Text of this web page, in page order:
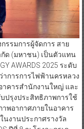
รรมการผู้จัดการ สาย
กัด (มหาชน) เป็นตัวแทน
AWARDS 2025 ระดับ
าการการไฟฟ้านครหลวง
าคารสำนักงานใหญ่ และ
ปรุงประสิทธิภาพการใช้
พอากาศภายในอาคาร
งานประกาศรางวัล